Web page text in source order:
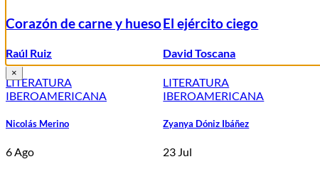
Corazón de carne y hueso
Raúl Ruiz
LITERATURA
IBEROAMERICANA
Nicolás Merino
6 Ago
El ejército ciego
David Toscana
LITERATURA
IBEROAMERICANA
Zyanya Dóniz Ibáñez
23 Jul
×